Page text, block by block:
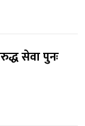
सेवा पुनः